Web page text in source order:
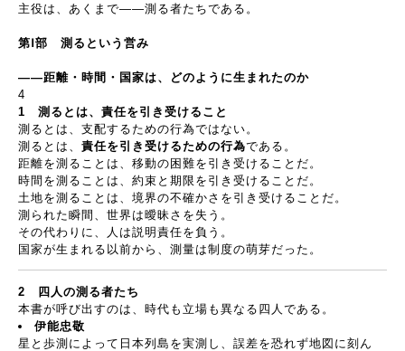
主役は、あくまで――測る者たちである。
第Ⅰ部 測るという営み
――距離・時間・国家は、どのように生まれたのか
4
1 測るとは、責任を引き受けること
測るとは、支配するための行為ではない。
測るとは、 責任を引き受けるための行為である。
距離を測ることは、移動の困難を引き受けることだ。
時間を測ることは、約束と期限を引き受けることだ。
土地を測ることは、境界の不確かさを引き受けることだ。
測られた瞬間、世界は曖昧さを失う。
その代わりに、人は説明責任を負う。
国家が生まれる以前から、測量は制度の萌芽だった。
2 四人の測る者たち
本書が呼び出すのは、時代も立場も異なる四人である。
伊能忠敬
星と歩測によって日本列島を実測し、誤差を恐れず地図に刻ん